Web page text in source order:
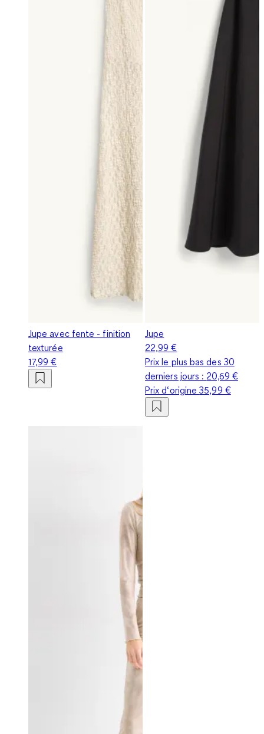
Jupe avec fente - finition
texturée
17,99 €
Jupe
22,99 €
Prix le plus bas des 30
derniers jours : 20,69 €
Prix d‘origine35,99 €